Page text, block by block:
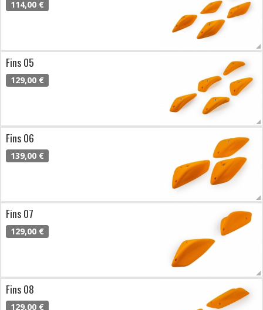
114,00 €
Fins 05
129,00 €
Fins 06
139,00 €
Fins 07
129,00 €
Fins 08
129,00 €